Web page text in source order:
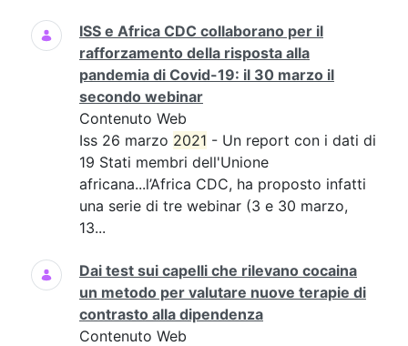
ISS e Africa CDC collaborano per il
rafforzamento della risposta alla
pandemia di Covid-19: il 30 marzo il
secondo webinar
Contenuto Web
Iss 26 marzo 2021 - Un report con i dati di
19 Stati membri dell'Unione
africana...l’Africa CDC, ha proposto infatti
una serie di tre webinar (3 e 30 marzo,
13...
Dai test sui capelli che rilevano cocaina
un metodo per valutare nuove terapie di
contrasto alla dipendenza
Contenuto Web